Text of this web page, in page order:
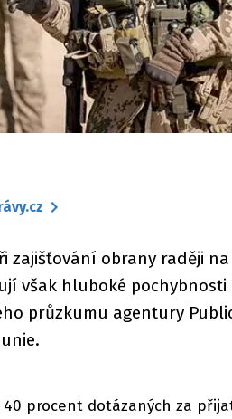
zajišťování obrany raději
však hluboké pochybnosti
průzkumu agentury
procent dotázaných za